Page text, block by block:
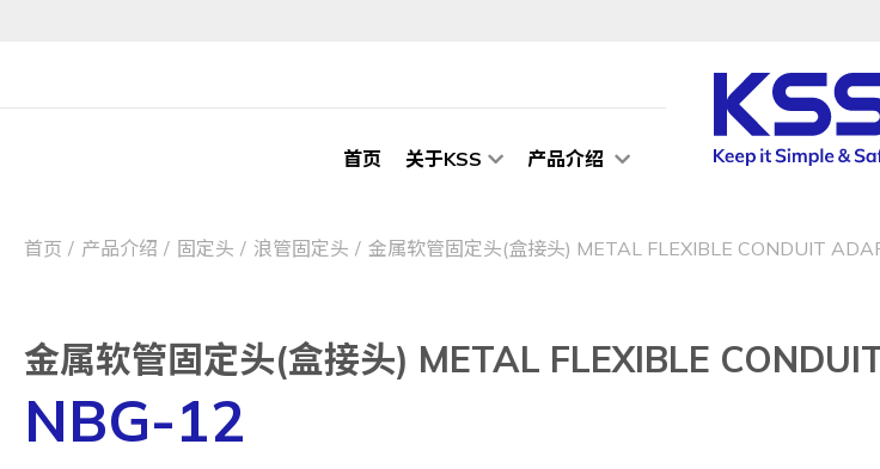
首页 关于KSS 产品介绍
首页 产品介绍 固定头 浪管固定头 金属软管固定头(盒接头) METAL FLEXIBLE CONDUIT
金属软管固定头(盒接头) METAL FLEXIBLE
NBG-12